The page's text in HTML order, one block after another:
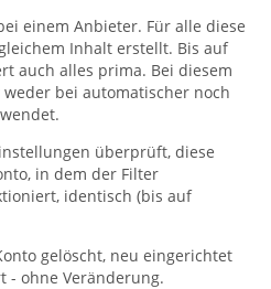
einem Anbieter. Für alle diese
Inhalt erstellt. Bis auf
auch alles prima. Bei diesem
bei automatischer noch
überprüft, diese
in dem der Filter
identisch (bis auf
gelöscht, neu eingerichtet
- ohne Veränderung.